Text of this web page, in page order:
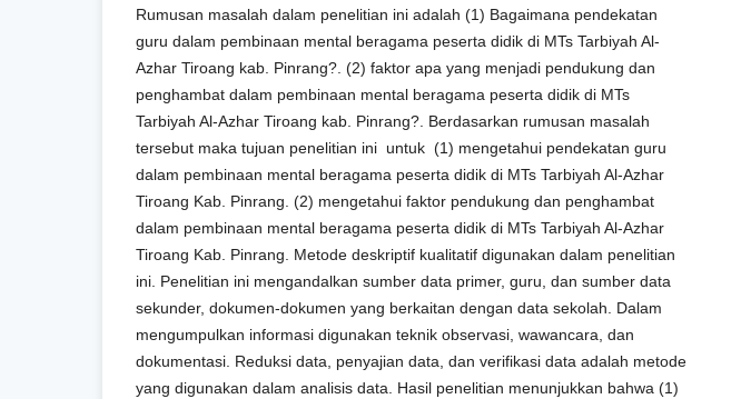
Rumusan masalah dalam penelitian ini adalah (1) Bagaimana pendekatan
guru dalam pembinaan mental beragama peserta didik di MTs Tarbiyah Al-
Azhar Tiroang kab. Pinrang?. (2) faktor apa yang menjadi pendukung dan
penghambat dalam pembinaan mental beragama peserta didik di MTs
Tarbiyah Al-Azhar Tiroang kab. Pinrang?. Berdasarkan rumusan masalah
tersebut maka tujuan penelitian ini untuk (1) mengetahui pendekatan guru
dalam pembinaan mental beragama peserta didik di MTs Tarbiyah Al-Azhar
Tiroang Kab. Pinrang. (2) mengetahui faktor pendukung dan penghambat
dalam pembinaan mental beragama peserta didik di MTs Tarbiyah Al-Azhar
Tiroang Kab. Pinrang. Metode deskriptif kualitatif digunakan dalam penelitian
ini. Penelitian ini mengandalkan sumber data primer, guru, dan sumber data
sekunder, dokumen-dokumen yang berkaitan dengan data sekolah. Dalam
mengumpulkan informasi digunakan teknik observasi, wawancara, dan
dokumentasi. Reduksi data, penyajian data, dan verifikasi data adalah metode
yang digunakan dalam analisis data. Hasil penelitian menunjukkan bahwa (1)